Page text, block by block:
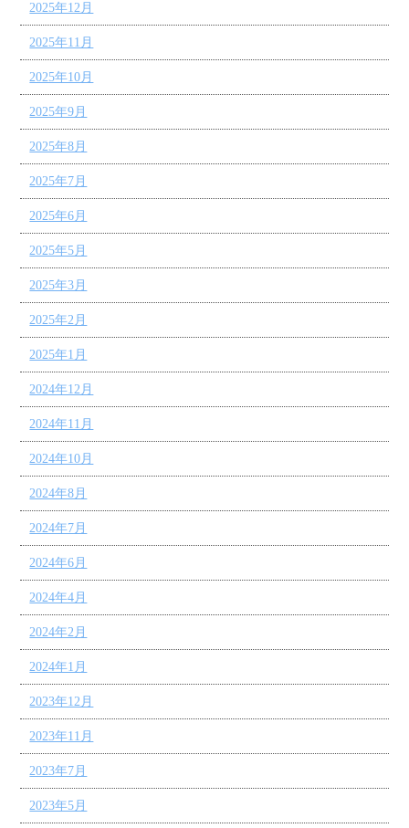
2025年12月
2025年11月
2025年10月
2025年9月
2025年8月
2025年7月
2025年6月
2025年5月
2025年3月
2025年2月
2025年1月
2024年12月
2024年11月
2024年10月
2024年8月
2024年7月
2024年6月
2024年4月
2024年2月
2024年1月
2023年12月
2023年11月
2023年7月
2023年5月